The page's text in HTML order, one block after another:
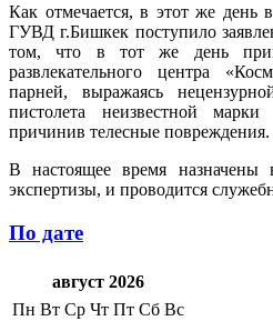
Как отмечается, в этот же день
ГУВД г.Бишкек поступило
том, что в тот же день
развлекательного центра
парней, выражаясь
пистолета неизвестной
причинив телесные повреждения.
В настоящее время назначены
экспертизы, и проводится
По дате
август 2026
Пн Вт Ср Чт Пт Сб Вс